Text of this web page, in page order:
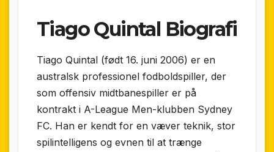
Tiago Quintal Biografi
Tiago Quintal (født 16. juni 2006) er en
australsk professionel fodboldspiller, der
som offensiv midtbanespiller er på
kontrakt i A-League Men-klubben Sydney
FC. Han er kendt for en væver teknik, stor
spilintelligens og evnen til at trænge